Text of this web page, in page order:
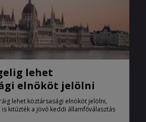
lehet
elnököt jelölni
lehet köztársasági elnököt jelölni,
kitűzték a jövő keddi államfőválasztás